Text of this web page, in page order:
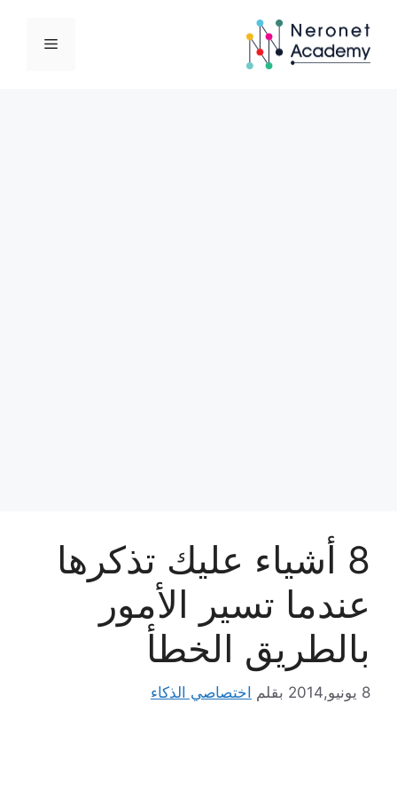
المحتوى
القائمة
8 أشياء عليك تذكرها
عندما تسير الأمور
بالطريق الخطأ
8 يونيو,2014 بقلم اختصاصي الذكاء